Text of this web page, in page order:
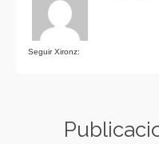
Seguir Xironz: